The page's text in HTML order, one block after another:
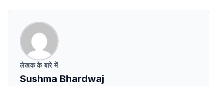
लेखक के बारे में
Sushma Bhardwaj